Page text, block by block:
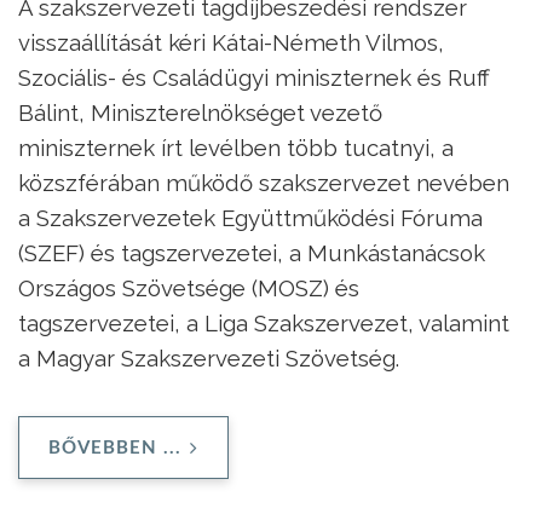
A szakszervezeti tagdíjbeszedési rendszer
visszaállítását kéri Kátai-Németh Vilmos,
Szociális- és Családügyi miniszternek és Ruff
Bálint, Miniszterelnökséget vezető
miniszternek írt levélben több tucatnyi, a
közszférában működő szakszervezet nevében
a Szakszervezetek Együttműködési Fóruma
(SZEF) és tagszervezetei, a Munkástanácsok
Országos Szövetsége (MOSZ) és
tagszervezetei, a Liga Szakszervezet, valamint
a Magyar Szakszervezeti Szövetség.
BŐVEBBEN ...